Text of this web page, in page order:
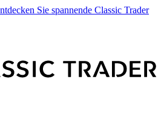
Sie spannende Classic Trader